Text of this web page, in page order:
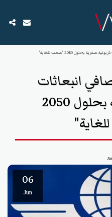
بحلول 2050 "صعب للغاية"
انبعاثات
كربونية صفرية بحلول 2050
06
Jun